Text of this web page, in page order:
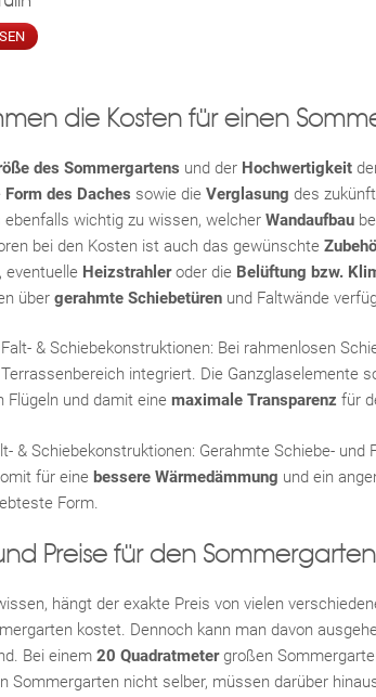
die Kosten für einen
des Sommergartens und der Hochwertigkeit
Form des Daches sowie die Verglasung des
wichtig zu wissen, welcher Wandaufbau
bei den Kosten ist auch das gewünschte
, eventuelle Heizstrahleroder die Belüftung bzw.
über gerahmte Schiebetürenund Faltwände
& Schiebekonstruktionen: Bei rahmenlosen
integriert. Die Ganzglaselemente
Flügeln und damit eine maximale Transparenz für
& Schiebekonstruktionen: Gerahmte Schiebe-
für eine bessere Wärmedämmung und ein
Form.
Preise für den Sommergarten
hängt der exakte Preis von vielen
kostet. Dennoch kann man davon
Bei einem 20 Quadratmetergroßen
Sommergarten nicht selber, müssen darüber